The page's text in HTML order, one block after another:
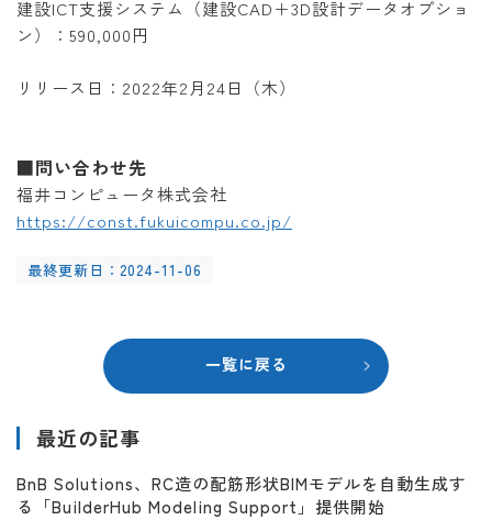
建設ICT支援システム（建設CAD＋3D設計データオプショ
ン）：590,000円
リリース日：2022年2月24日（木）
■問い合わせ先
福井コンピュータ株式会社
https://const.fukuicompu.co.jp/
最終更新日：2024-11-06
一覧に戻る
最近の記事
BnB Solutions、RC造の配筋形状BIMモデルを自動生成す
る「BuilderHub Modeling Support」提供開始